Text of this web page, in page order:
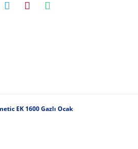
EK 1600 Gazlı Ocak